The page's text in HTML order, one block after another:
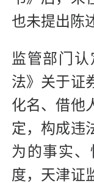
也未提出陈
监管部门
法》关于证
化名、借他
定，构成违
为的事实
度，天津证